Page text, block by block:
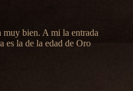
muy bien. A mi la entrada
es la de la edad de Oro